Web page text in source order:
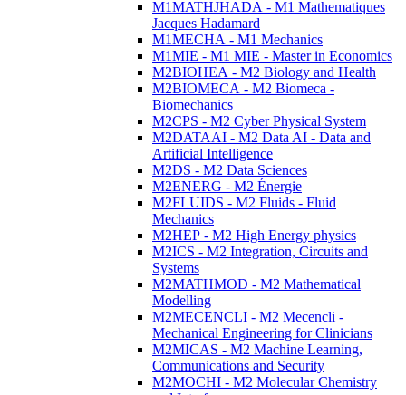
M1MATHJHADA - M1 Mathematiques
Jacques Hadamard
M1MECHA - M1 Mechanics
M1MIE - M1 MIE - Master in Economics
M2BIOHEA - M2 Biology and Health
M2BIOMECA - M2 Biomeca -
Biomechanics
M2CPS - M2 Cyber Physical System
M2DATAAI - M2 Data AI - Data and
Artificial Intelligence
M2DS - M2 Data Sciences
M2ENERG - M2 Énergie
M2FLUIDS - M2 Fluids - Fluid
Mechanics
M2HEP - M2 High Energy physics
M2ICS - M2 Integration, Circuits and
Systems
M2MATHMOD - M2 Mathematical
Modelling
M2MECENCLI - M2 Mecencli -
Mechanical Engineering for Clinicians
M2MICAS - M2 Machine Learning,
Communications and Security
M2MOCHI - M2 Molecular Chemistry